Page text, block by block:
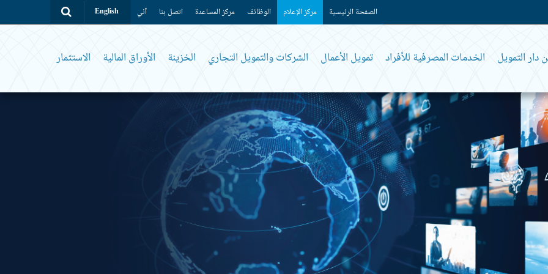
الصفحة الرئيسية مركز الإعلام الوظائف مركز المساعدة اتصل بنا آني English
دار التمويل الخدمات المصرفية للأفراد تمويل الأعمال الشركات والتمويل التجاري الخزينة الأوراق المالية الاستثمار